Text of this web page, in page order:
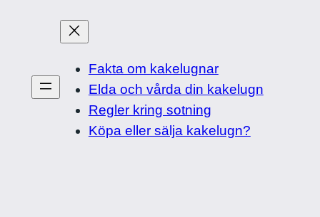
Fakta om kakelugnar
Elda och vårda din kakelugn
Regler kring sotning
Köpa eller sälja kakelugn?